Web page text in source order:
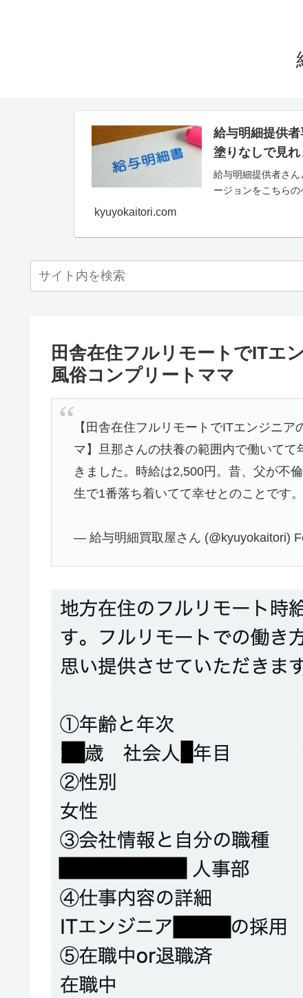
給与明細提供
塗りなしで見れ
給与明細提供者さ
ージョンをこちら
kyuyokaitori.com
田舎在住フルリモートでITエ
風俗コンプリートママ
【田舎在住フルリモートでITエンジニ
マ】旦那さんの扶養の範囲内で働いて
きました。時給は2,500円。昔、父が不
生で1番落ち着いてて幸せとのことです。
— 給与明細買取屋さん (@kyuyokaitori)